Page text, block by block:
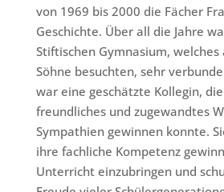
von 1969 bis 2000 die Fächer
Geschichte. Über all die Jahre
Stiftischen Gymnasium, welches
Söhne besuchten, sehr
war eine geschätzte Kollegin,
freundliches und zugewandtes
Sympathien gewinnen konnte.
ihre fachliche Kompetenz
Unterricht einzubringen und